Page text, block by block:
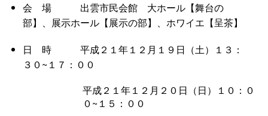
会 場 出雲市民会館 大ホール【舞台の
部】、展示ホール【展示の部】、ホワイエ【呈茶】
日 時 平成２１年１２月１９日（土）１３：
３０~１７：００
平成２１年１２月２０日（日）１０：０
０~１５：００